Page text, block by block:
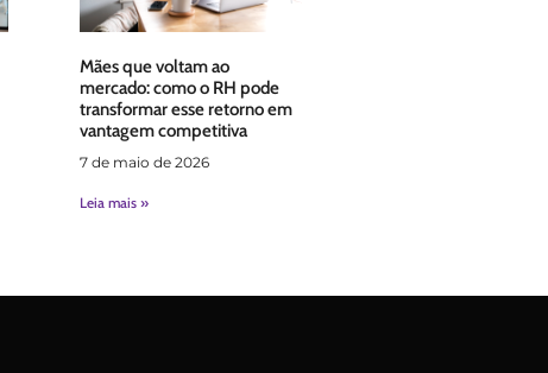
Mães que voltam ao
mercado: como o RH pode
transformar esse retorno em
vantagem competitiva
7 de maio de 2026
Leia mais »